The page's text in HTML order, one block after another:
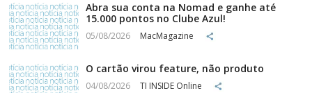
Abra sua conta na Nomad e ganhe até
15.000 pontos no Clube Azul!
05/08/2026 MacMagazine
O cartão virou feature, não produto
04/08/2026 TI INSIDE Online